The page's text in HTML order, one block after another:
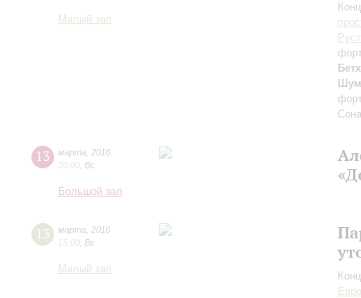
Малый зал
13 марта
2016
20:00 Вс
Большой зал
13 марта
2016
15:00 Вс
Малый зал